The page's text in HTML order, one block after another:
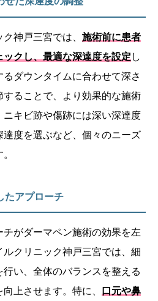
神戸三宮では、 施術前に患者
クし、最適な深達度を設定 し
ダウンタイムに合わせて深さ
することで、より効果的な施術
ニキビ跡や傷跡には深い深達度
達度を選ぶなど、個々のニーズ
たアプローチ
がダーマペン施術の効果を左
クリニック神戸三宮では、細
い、全体のバランスを整える
上させます。特に、 口元や鼻